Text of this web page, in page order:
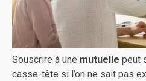
Souscrire à une mutuelle peut
casse-tête si l’on ne sait pas